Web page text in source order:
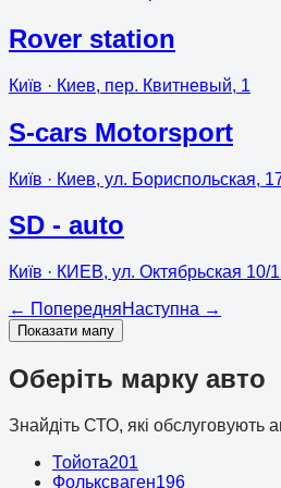
Rover station
Київ · Киев, пер. Квитневый, 1
S-cars Motorsport
Київ · Киев, ул. Бориспольская,
SD - auto
Київ · КИЕВ, ул. Октябрьская 10/
← ПопередняНаступна →
Показати мапу
Оберіть марку авто
Знайдіть СТО, які обслуговують
Тойота201
Фольксваген196